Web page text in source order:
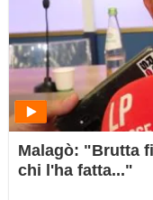
Malagò: "Brutta
chi l'ha fatta..."